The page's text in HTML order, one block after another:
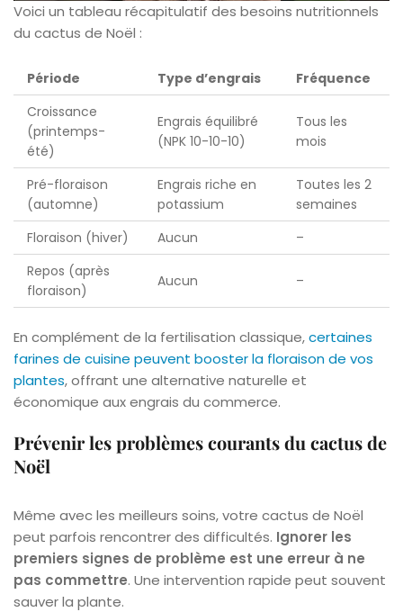
Voici un tableau récapitulatif des besoins nutritionnels
du cactus de Noël :
Période Type d’engrais
Fréquence
Croissance
(printemps-
été)
Engrais équilibré
(NPK 10-10-10)
Tous les
mois
Pré-floraison
(automne)
Engrais riche en
potassium
Toutes les 2
semaines
Floraison (hiver)
Aucun
–
Repos (après
floraison)
Aucun –
En complément de la fertilisation classique,certaines
farines de cuisine peuvent booster la floraison de vos
plantes, offrant une alternative naturelle et
économique aux engrais du commerce.
Prévenir les problèmes courants du cactus de
Noël
Même avec les meilleurs soins, votre cactus de Noël
peut parfois rencontrer des difficultés. Ignorer les
premiers signes de problème est une erreur à ne
pas commettre. Une intervention rapide peut souvent
sauver la plante.